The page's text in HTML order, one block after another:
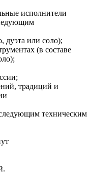
исполнители
дуэта или соло);
(в составе
традиций и
техническим